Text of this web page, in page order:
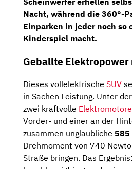
Nacht, während die 360°-
Einparken in jeder noch so
Kinderspiel macht.
Geballte Elektropower
Dieses vollelektrische SUV
in Sachen Leistung. Unter
zwei kraftvolle
Vorder- und einer an der
zusammen unglaubliche 585
Drehmoment von 740
Straße bringen. Das